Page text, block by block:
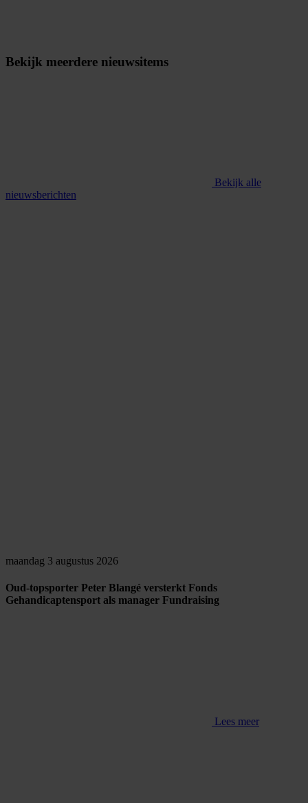
Bekijk meerdere nieuwsitems
Bekijk alle
nieuwsberichten
maandag 3 augustus 2026
Oud-topsporter Peter Blangé versterkt Fonds
Gehandicaptensport als manager Fundraising
Lees meer